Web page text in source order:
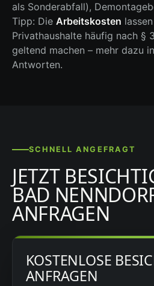
als Sonderabfall),
Tipp: Die Arbeitskosten
Privathaushalte häufig nach §
geltend machen – mehr dazu
Antworten.
SCHNELL ANGEFRAGT
JETZT
BAD
ANFRAGEN
KOSTENLOSE
ANFRAGEN